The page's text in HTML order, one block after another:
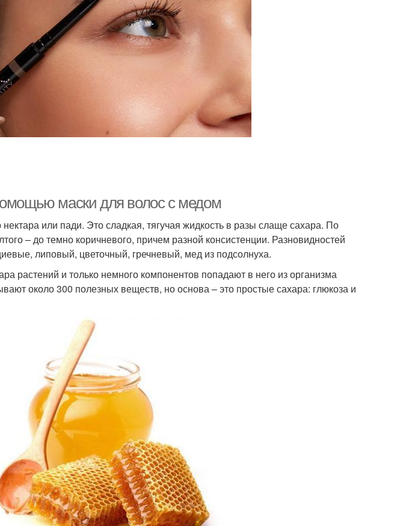
маски для волос с медом
или пади. Это сладкая, тягучая жидкость в разы слаще сахара. По
– до темно коричневого, причем разной консистенции. Разновидностей
липовый, цветочный, гречневый, мед из подсолнуха.
растений и только немного компонентов попадают в него из организма
около 300 полезных веществ, но основа – это простые сахара: глюкоза и